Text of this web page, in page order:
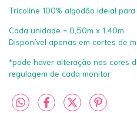
Tricoline 100% algodão ideial
Cada unidade = 0,50m x 1,40m
Disponível apenas em cortes de
*pode haver alteração nas cores
regulagem de cada monitor